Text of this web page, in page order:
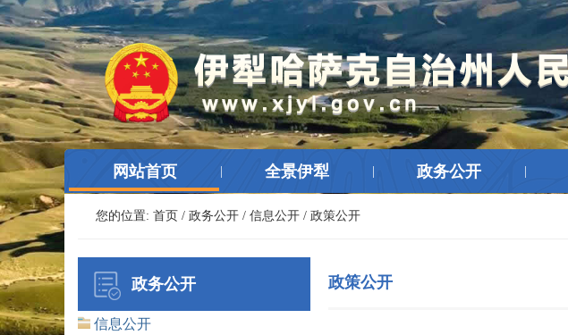
网站首页 全景伊犁 政务公开
您的位置: 首页 / 政务公开 / 信息公开 / 政策公开
政务公开
信息公开
政策公开